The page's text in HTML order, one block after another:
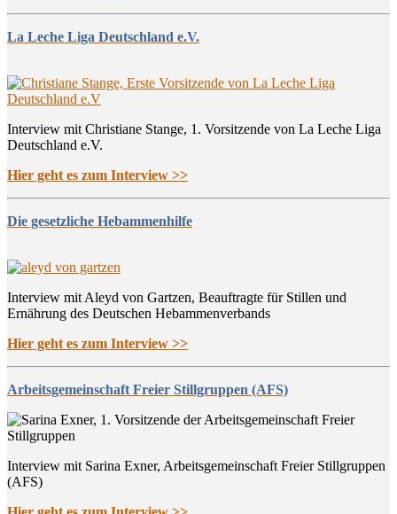
La Leche Liga Deutschland e.V.
Interview mit Christiane Stange, 1. Vorsitzende von La Leche Liga
Deutschland e.V.
Hier geht es zum Interview >>
Die gesetzliche Hebammenhilfe
Interview mit Aleyd von Gartzen, Beauftragte für Stillen und
Ernährung des Deutschen Hebammenverbands
Hier geht es zum Interview >>
Arbeitsgemeinschaft Freier Stillgruppen (AFS)
Interview mit Sarina Exner, Arbeitsgemeinschaft Freier Stillgruppen
(AFS)